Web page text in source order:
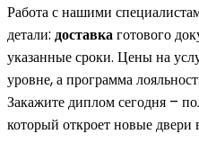
Работа с нашими
детали: доставкаготового
указанные сроки. Цены на
уровне, а программа
Закажите диплом сегодня –
который откроет новые двери